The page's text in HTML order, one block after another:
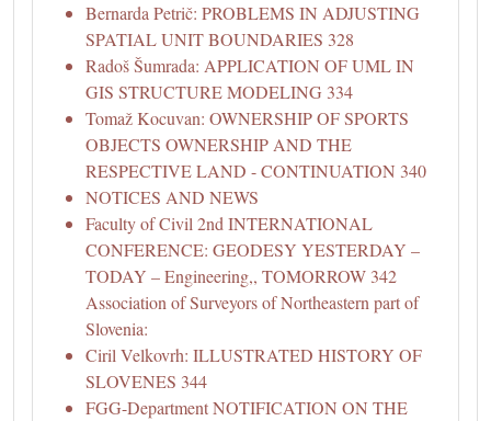
Bernarda Petrič: PROBLEMS IN ADJUSTING
SPATIAL UNIT BOUNDARIES 328
Radoš Šumrada: APPLICATION OF UML IN
GIS STRUCTURE MODELING 334
Tomaž Kocuvan: OWNERSHIP OF SPORTS
OBJECTS OWNERSHIP AND THE
RESPECTIVE LAND - CONTINUATION 340
NOTICES AND NEWS
Faculty of Civil 2nd INTERNATIONAL
CONFERENCE: GEODESY YESTERDAY –
TODAY – Engineering,, TOMORROW 342
Association of Surveyors of Northeastern part of
Slovenia:
Ciril Velkovrh: ILLUSTRATED HISTORY OF
SLOVENES 344
FGG-Department NOTIFICATION ON THE